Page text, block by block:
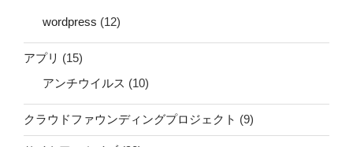
wordpress (12)
アプリ (15)
アンチウイルス (10)
クラウドファウンディングプロジェクト (9)